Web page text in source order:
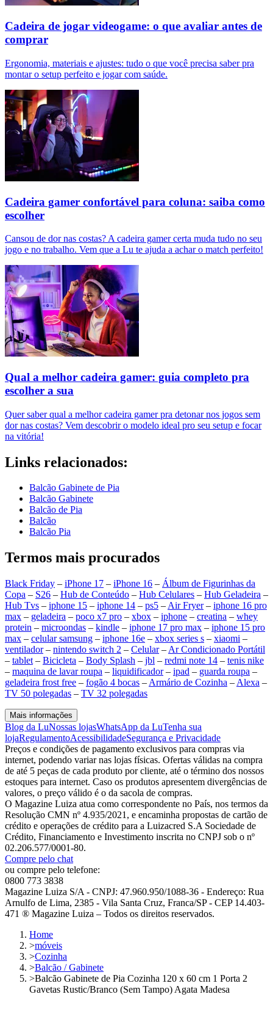
Cadeira de jogar videogame: o que avaliar antes de
comprar
Ergonomia, materiais e ajustes: tudo o que você precisa saber pra
montar o setup perfeito e jogar com saúde.
Cadeira gamer confortável para coluna: saiba como
escolher
Cansou de dor nas costas? A cadeira gamer certa muda tudo no seu
jogo e no trabalho. Vem que a Lu te ajuda a achar o match perfeito!
Qual a melhor cadeira gamer: guia completo pra
escolher a sua
Quer saber qual a melhor cadeira gamer pra detonar nos jogos sem
dor nas costas? Vem descobrir o modelo ideal pro seu setup e focar
na vitória!
Links relacionados:
Balcão Gabinete de Pia
Balcão Gabinete
Balcão de Pia
Balcão
Balcão Pia
Termos mais procurados
Black Friday – iPhone 17 – iPhone 16 – Álbum de Figurinhas da
Copa – S26 – Hub de Conteúdo – Hub Celulares – Hub Geladeira –
Hub Tvs – iphone 15 – iphone 14 – ps5 – Air Fryer– iphone 16 pro
max – geladeira – poco x7 pro – xbox – iphone – creatina – whey
protein – microondas – kindle – iphone 17 pro max – iphone 15 pro
max – celular samsung – iphone 16e – xbox series s – xiaomi –
ventilador– nintendo switch 2 – Celular– Ar Condicionado Portátil
– tablet – Bicicleta – Body Splash – jbl – redmi note 14 – tenis nike
– maquina de lavar roupa – liquidificador– ipad – guarda roupa –
geladeira frost free – fogão 4 bocas – Armário de Cozinha – Alexa –
TV 50 polegadas – TV 32 polegadas
Mais informações
Blog da LuNossas lojasWhatsApp da LuTenha sua
lojaRegulamentoAcessibilidadeSegurança e Privacidade
Preços e condições de pagamento exclusivos para compras via
internet, podendo variar nas lojas físicas. Ofertas válidas na compra
de até 5 peças de cada produto por cliente, até o término dos nossos
estoques para internet. Caso os produtos apresentem divergências de
valores, o preço válido é o da sacola de compras.
O Magazine Luiza atua como correspondente no País, nos termos da
Resolução CMN nº 4.935/2021, e encaminha propostas de cartão de
crédito e operações de crédito para a Luizacred S.A Sociedade de
Crédito, Financiamento e Investimento inscrita no CNPJ sob o nº
02.206.577/0001-80.
Compre pelo chat
ou compre pelo telefone:
0800 773 3838
Magazine Luiza S/A - CNPJ: 47.960.950/1088-36 - Endereço: Rua
Arnulfo de Lima, 2385 - Vila Santa Cruz, Franca/SP - CEP 14.403-
471 ® Magazine Luiza – Todos os direitos reservados.
Home
>móveis
>Cozinha
>Balcão / Gabinete
>Balcão Gabinete de Pia Cozinha 120 x 60 cm 1 Porta 2
Gavetas Rustic/Branco (Sem Tampo) Agata Madesa